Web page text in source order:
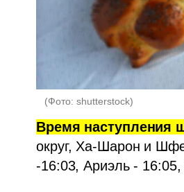
(Фото: shutterstock)
Время наступления
округ, Ха-Шарон и
-16:03, Ариэль -